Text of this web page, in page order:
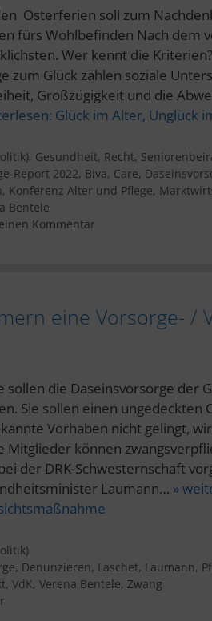
Osterferien soll zum
fürs Wohlbefinden Nach dem
Wer kennt die
zum Glück zählen soziale
Großzügigkeit und die
Glück im Alter, Unglück
, Gesundheit, Recht,
Report 2022, Biva, Care,
, Konferenz Alter und Pflege,
Bentele
Kommentar
eine Vorsorge- /
sollen die Daseinsvorsorge der
Sie sollen einen ungedeckten
Vorhaben nicht gelingt,
Mitglieder können
der DRK-Schwesternschaft
Laumann… »
, Denunzieren, Laschet, Laumann,
, VdK, Verena Bentele, Zwang